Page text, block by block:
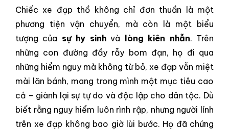
Chiếc xe đạp thồ không chỉ đơn thuần là một
phương tiện vận chuyển, mà còn là một biểu
tượng của sự hy sinhvà lòng kiên nhẫn. Trên
những con đường đầy rẫy bom đạn, họ đi qua
những hiểm nguy mà không từ bỏ, xe đạp vẫn miệt
mài lăn bánh, mang trong mình một mục tiêu cao
cả – giành lại sự tự do và độc lập cho dân tộc. Dù
biết rằng nguy hiểm luôn rình rập, nhưng người lính
trên xe đạp không bao giờ lùi bước. Họ đã chứng